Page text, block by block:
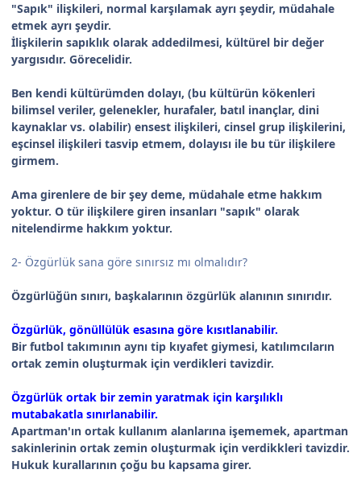
"Sapık" ilişkileri, normal karşılamak ayrı şeydir, müdahale
etmek ayrı şeydir.
İlişkilerin sapıklık olarak addedilmesi, kültürel bir değer
yargısıdır. Görecelidir.
Ben kendi kültürümden dolayı, (bu kültürün kökenleri
bilimsel veriler, gelenekler, hurafaler, batıl inançlar, dini
kaynaklar vs. olabilir) ensest ilişkileri, cinsel grup ilişkilerini,
eşcinsel ilişkileri tasvip etmem, dolayısı ile bu tür ilişkilere
girmem.
Ama girenlere de bir şey deme, müdahale etme hakkım
yoktur. O tür ilişkilere giren insanları "sapık" olarak
nitelendirme hakkım yoktur.
2- Özgürlük sana göre sınırsız mı olmalıdır?
Özgürlüğün sınırı, başkalarının özgürlük alanının sınırıdır.
Özgürlük, gönüllülük esasına göre kısıtlanabilir.
Bir futbol takımının aynı tip kıyafet giymesi, katılımcıların
ortak zemin oluşturmak için verdikleri tavizdir.
Özgürlük ortak bir zemin yaratmak için karşılıklı
mutabakatla sınırlanabilir.
Apartman'ın ortak kullanım alanlarına işememek, apartman
sakinlerinin ortak zemin oluşturmak için verdikkleri tavizdir.
Hukuk kurallarının çoğu bu kapsama girer.